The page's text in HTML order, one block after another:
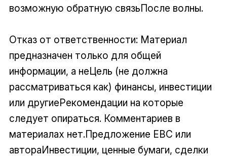
возможную обратную связьПосле волны.
Отказ от ответственности: Материал
предназначен только для общей
информации, а неЦель (не должна
рассматриваться как) финансы, инвестиции
или другиеРекомендации на которые
следует опираться. Комментариев в
материалах нет.Предложение EBC или
автораИнвестиции, ценные бумаги, сделки